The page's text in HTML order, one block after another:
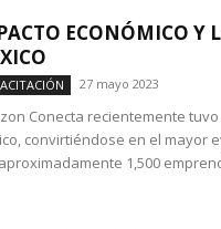
ECONÓMICO Y
27 mayo 2023
Conecta recientemente
convirtiéndose en el mayor
1,500